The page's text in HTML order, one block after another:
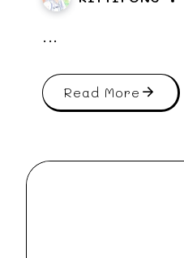
...
Read More